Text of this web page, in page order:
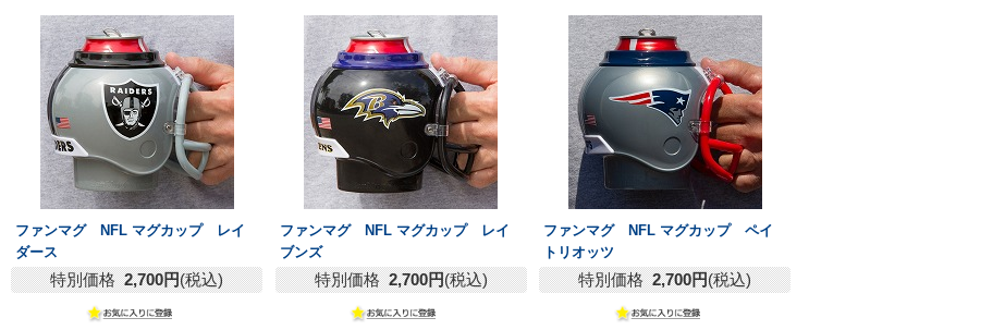
ファンマグ NFL マグカップ レイ
ダース
特別価格 2,700円(税込)
ファンマグ NFL マグカップ レイ
ブンズ
特別価格 2,700円(税込)
ファンマグ NFL マグカップ ペイ
トリオッツ
特別価格 2,700円(税込)